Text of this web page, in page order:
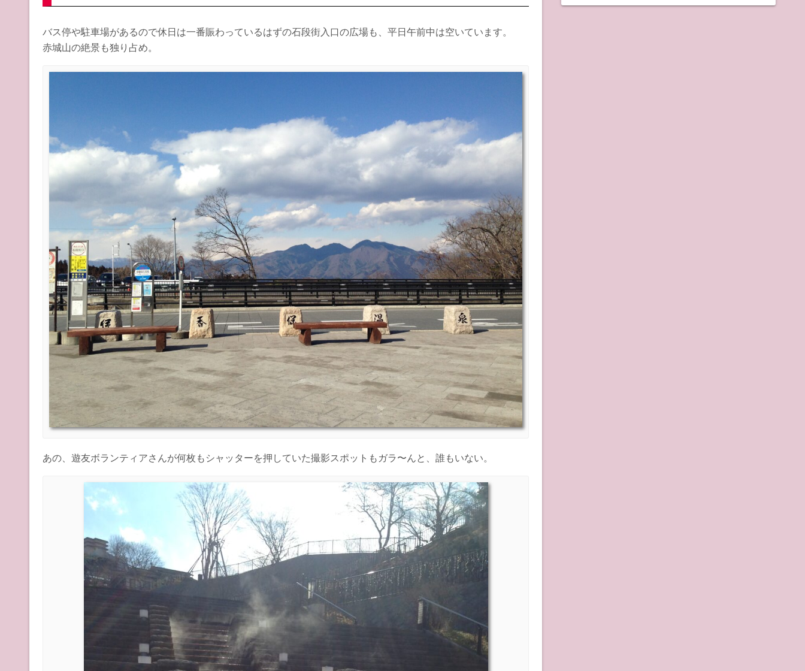
バス停や駐車場があるので休日は一番賑わっているはずの石段街入口の広場も、平日午前中は空いています。
赤城山の絶景も独り占め。
あの、遊友ボランティアさんが何枚もシャッターを押していた撮影スポットもガラ〜んと、誰もいない。